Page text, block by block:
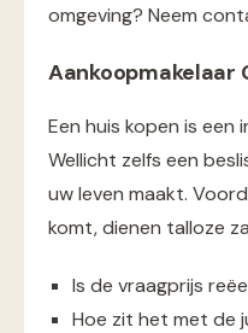
omgeving? Neem
Aankoopmakelaar
Een huis kopen is een
Wellicht zelfs een
uw leven maakt.
komt, dienen talloze
Is de vraagprijs
Hoe zit het met de